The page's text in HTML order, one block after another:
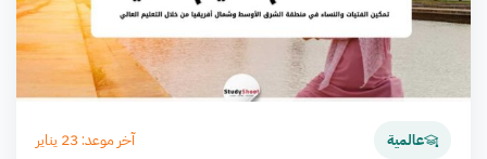
عالمية آخر موعد: 23 يناير